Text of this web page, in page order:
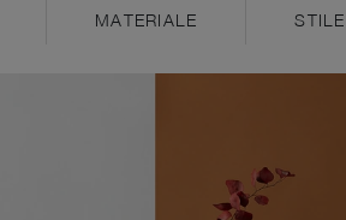
MATERIALE STILE